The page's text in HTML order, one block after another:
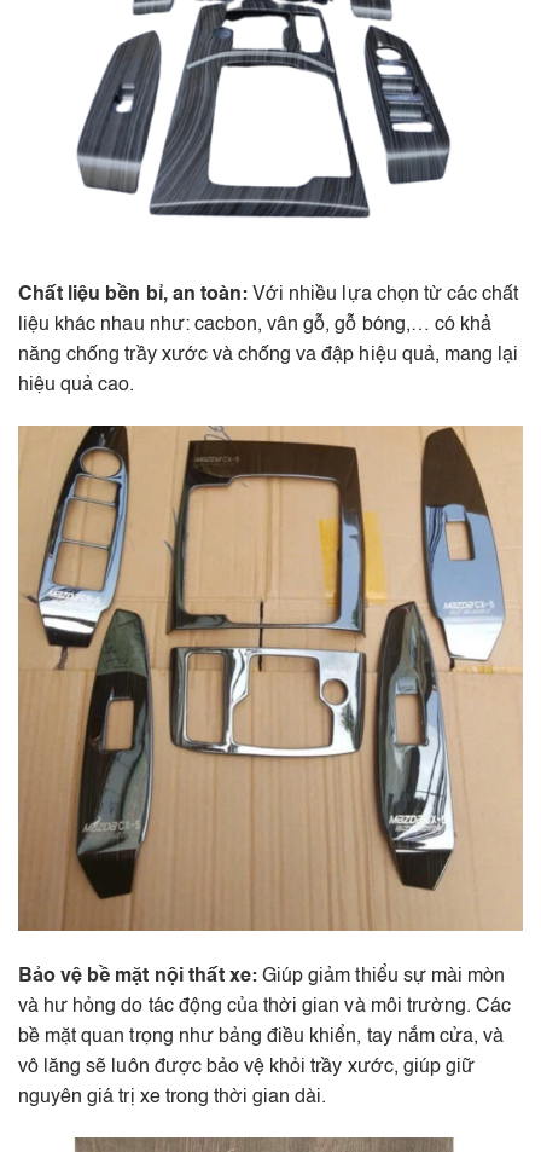
Chất liệu bền bỉ, an toàn: Với nhiều lựa chọn từ các chất
liệu khác nhau như: cacbon, vân gỗ, gỗ bóng,… có khả
năng chống trầy xước và chống va đập hiệu quả, mang lại
hiệu quả cao.
Bảo vệ bề mặt nội thất xe:Giúp giảm thiểu sự mài mòn
và hư hỏng do tác động của thời gian và môi trường. Các
bề mặt quan trọng như bảng điều khiển, tay nắm cửa, và
vô lăng sẽ luôn được bảo vệ khỏi trầy xước, giúp giữ
nguyên giá trị xe trong thời gian dài.